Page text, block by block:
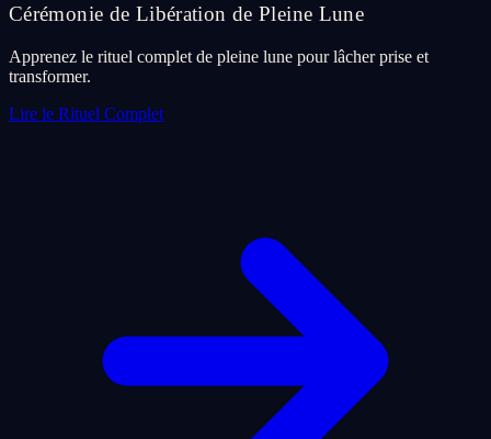
Cérémonie de Libération de Pleine Lune
Apprenez le rituel complet de pleine lune pour lâcher prise et
transformer.
Lire le Rituel Complet